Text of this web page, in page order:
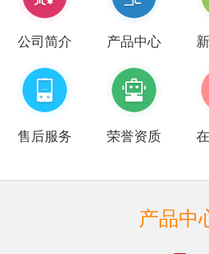
公司简介 产品中心
售后服务 荣誉资质
产品中